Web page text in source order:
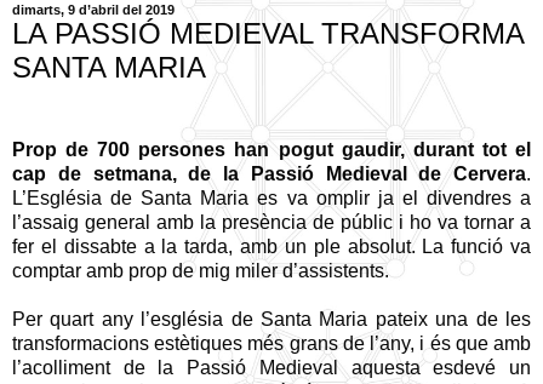
dimarts, 9 d’abril del 2019
LA PASSIÓ MEDIEVAL TRANSFORMA
SANTA MARIA
Prop de 700 persones han pogut gaudir, durant tot el
cap de setmana, de la Passió Medieval de Cervera.
L’Església de Santa Maria es va omplir ja el divendres a
l’assaig general amb la presència de públic i ho va tornar a
fer el dissabte a la tarda, amb un ple absolut. La funció va
comptar amb prop de mig miler d’assistents.
Per quart any l’església de Santa Maria pateix una de les
transformacions estètiques més grans de l’any, i és que amb
l’acolliment de la Passió Medieval aquesta esdevé un